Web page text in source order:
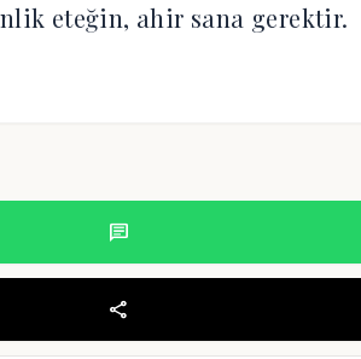
eteğin, ahir sana gerektir.
chat
share